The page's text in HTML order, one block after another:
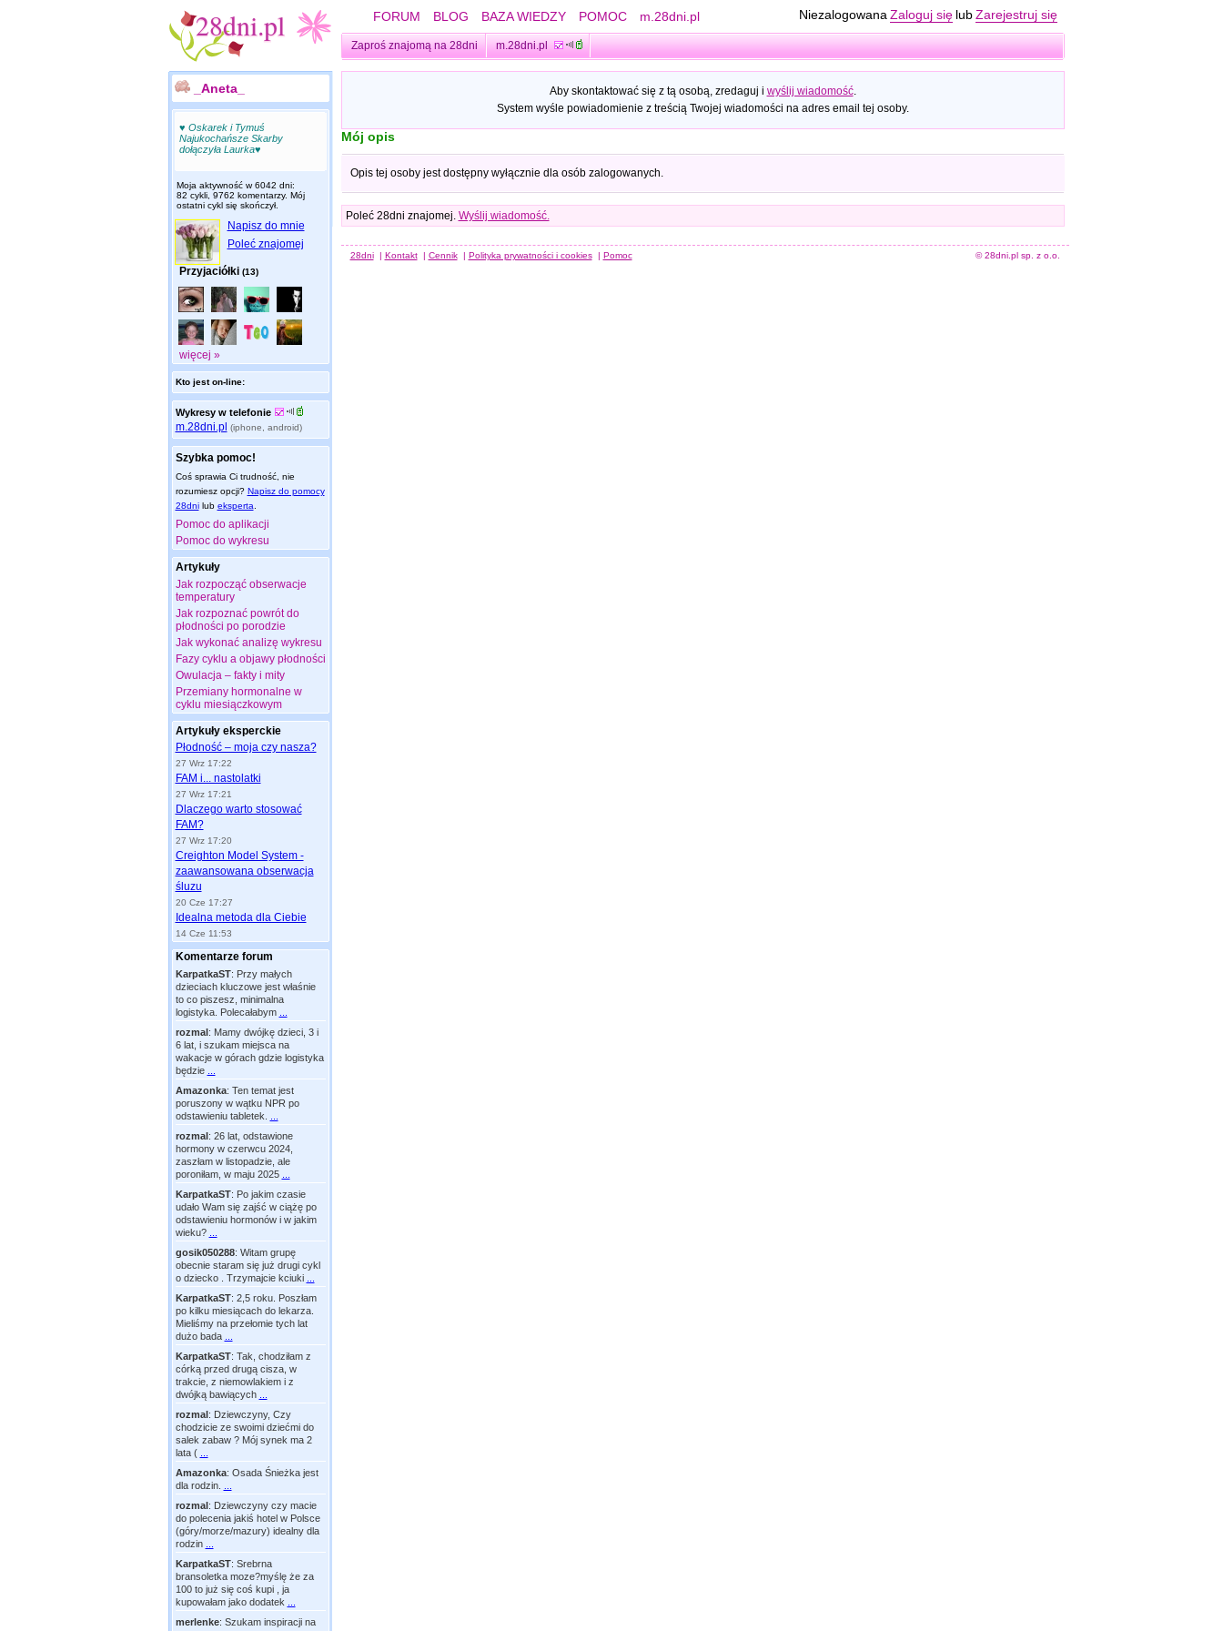
FORUM BLOG BAZA WIEDZY POMOC m.28dni.pl Niezalogowana Zaloguj się lub Zarejestruj się
Zaproś znajomą na 28dni m.28dni.pl
_Aneta_
♥ Oskarek i Tymuś
Najukochańsze Skarby
dołączyła Laurka♥
Moja aktywność w 6042 dni:
82 cykli, 9762 komentarzy. Mój
ostatni cykl się skończył.
Napisz do mnie
Poleć znajomej
Przyjaciółki (13)
więcej »
Kto jest on-line:
Wykresy w telefonie
m.28dni.pl (iphone, android)
Szybka pomoc!
Coś sprawia Ci trudność, nie
rozumiesz opcji? Napisz do pomocy
28dnilub eksperta
Pomoc do aplikacji
Pomoc do wykresu
Artykuły
Jak rozpocząć obserwacje
temperatury
Jak rozpoznać powrót do
płodności po porodzie
Jak wykonać analizę wykresu
Fazy cyklu a objawy płodności
Owulacja – fakty i mity
Przemiany hormonalne w
cyklu miesiączkowym
Artykuły eksperckie
Płodność – moja czy nasza?
27 Wrz 17:22
FAM i... nastolatki
27 Wrz 17:21
Dlaczego warto stosować
FAM?
27 Wrz 17:20
Creighton Model System -
zaawansowana obserwacja
śluzu
20 Cze 17:27
Idealna metoda dla Ciebie
14 Cze 11:53
Komentarze forum
KarpatkaST: Przy małych
dzieciach kluczowe jest właśnie
to co piszesz, minimalna
logistyka. Polecałabym
rozmal: Mamy dwójkę dzieci, 3 i
6 lat, i szukam miejsca na
wakacje w górach gdzie logistyka
będzie
Amazonka: Ten temat jest
poruszony w wątku NPR po
odstawieniu tabletek.
rozmal: 26 lat, odstawione
hormony w czerwcu 2024,
zaszłam w listopadzie, ale
poroniłam, w maju 2025
KarpatkaST: Po jakim czasie
udało Wam się zajść w ciążę po
odstawieniu hormonów i w jakim
wieku?
gosik050288: Witam grupę
obecnie staram się już drugi cykl
o dziecko . Trzymajcie kciuki
KarpatkaST: 2,5 roku. Poszłam
po kilku miesiącach do lekarza.
Mieliśmy na przełomie tych lat
dużo bada
KarpatkaST: Tak, chodziłam z
córką przed drugą cisza, w
trakcie, z niemowlakiem i z
dwójką bawiących
rozmal: Dziewczyny, Czy
chodzicie ze swoimi dziećmi do
salek zabaw ? Mój synek ma 2
lata (
Amazonka: Osada Śnieżka jest
dla rodzin.
rozmal: Dziewczyny czy macie
do polecenia jakiś hotel w Polsce
(góry/morze/mazury) idealny dla
rodzin
KarpatkaST: Srebrna
bransoletka moze?myślę że za
100 to już się coś kupi , ja
kupowałam jako dodatek
merlenke: Szukam inspiracji na
Aby skontaktować się z tą osobą, zredaguj i wyślij wiadomość.
System wyśle powiadomienie z treścią Twojej wiadomości na adres email tej osoby.
Mój opis
Opis tej osoby jest dostępny wyłącznie dla osób zalogowanych.
Poleć 28dni znajomej. Wyślij wiadomość.
28dni | Kontakt | Cennik | Polityka prywatności i cookies | Pomoc © 28dni.pl sp. z o.o.